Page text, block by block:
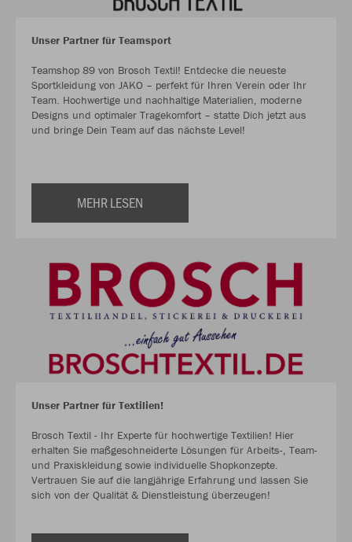
Unser Partner für Teamsport
Teamshop 89 von Brosch Textil! Entdecke die neueste
Sportkleidung von JAKO – perfekt für Ihren Verein oder Ihr
Team. Hochwertige und nachhaltige Materialien, moderne
Designs und optimaler Tragekomfort – statte Dich jetzt aus
und bringe Dein Team auf das nächste Level!
MEHR LESEN
Unser Partner für Textilien!
Brosch Textil - Ihr Experte für hochwertige Textilien! Hier
erhalten Sie maßgeschneiderte Lösungen für Arbeits-, Team-
und Praxiskleidung sowie individuelle Shopkonzepte.
Vertrauen Sie auf die langjährige Erfahrung und lassen Sie
sich von der Qualität & Dienstleistung überzeugen!